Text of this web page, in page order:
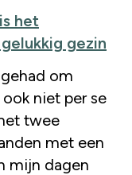
het
gezin
om
niet per se
twee
met een
mijn dagen